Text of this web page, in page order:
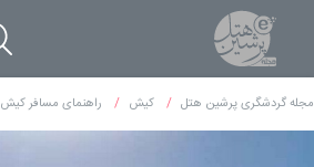
مجله گردشگری پرشین هتل کیش راهنمای مسافر کیش